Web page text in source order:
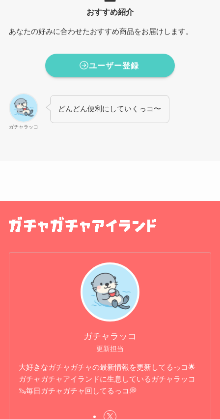
おすすめ紹介
あなたの好みに合わせたおすすめ商品をお届けします。
ユーザー登録
ガチャラッコ
どんどん便利にしていくっコ〜
ガチャラッコ
更新担当
大好きなガチャガチャの最新情報を更新してるっコ🌟
ガチャガチャアイランドに生息しているガチャラッコ
🦦毎日ガチャガチャ回してるっコ💭